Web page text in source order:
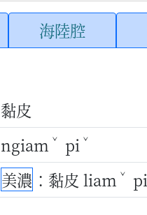
海陸腔
黏皮
ngiam ˇ pi ˇ
美濃 ：黏皮 liam ˇ pi